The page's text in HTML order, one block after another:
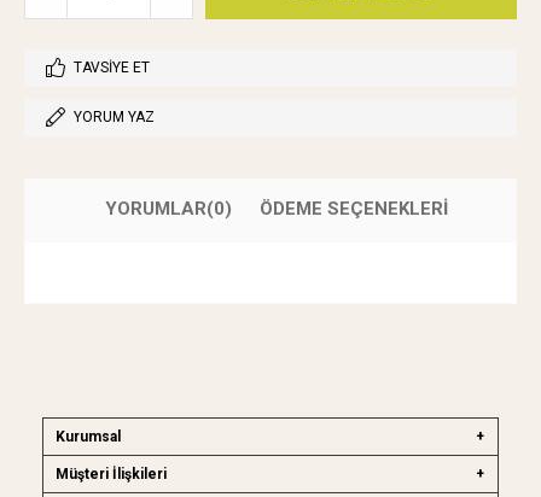
TAVSIYE ET
YORUM YAZ
YORUMLAR(0) ÖDEME SEÇENEKLERI
Kurumsal
Müşteri İlişkileri